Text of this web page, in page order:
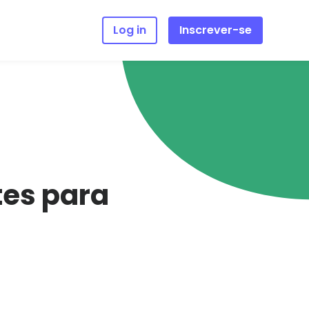
Log in Inscrever-se
para